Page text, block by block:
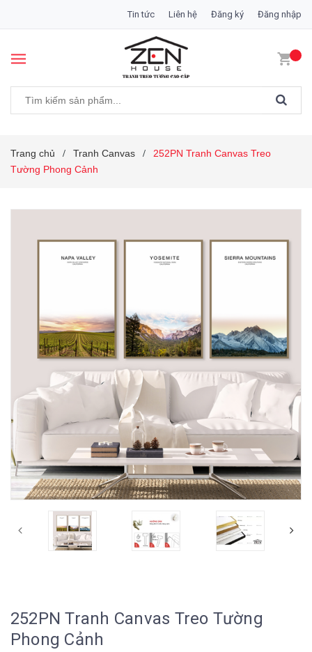
Tin tức Liên hệ Đăng ký Đăng nhập
Trang chủ / Tranh Canvas /
252PN Tranh Canvas Treo
Tường Phong Cảnh
252PN Tranh Canvas Treo Tường
Phong Cảnh